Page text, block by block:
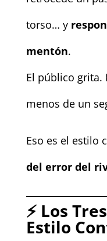
torso… y
mentón.
El público grita.
menos de un
Eso es el estilo
del error del
⚡ Los
Estilo